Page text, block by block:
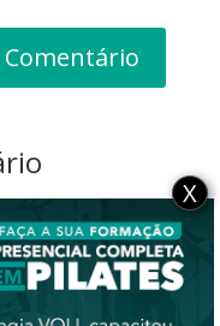
2016 a partir
X